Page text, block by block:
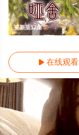
更新至12集
 在线观看